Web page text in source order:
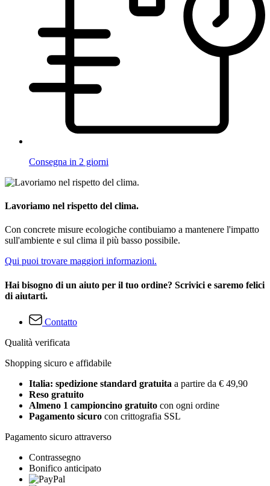
Consegna in 2 giorni
Lavoriamo nel rispetto del clima.
Con concrete misure ecologiche contibuiamo a mantenere l'impatto
sull'ambiente e sul clima il più basso possibile.
Qui puoi trovare maggiori informazioni.
Hai bisogno di un aiuto per il tuo ordine? Scrivici e saremo felici
di aiutarti.
Contatto
Qualità verificata
Shopping sicuro e affidabile
Italia: spedizione standard gratuita a partire da € 49,90
Reso gratuito
Almeno 1 campioncino gratuito con ogni ordine
Pagamento sicuro con crittografia SSL
Pagamento sicuro attraverso
Contrassegno
Bonifico anticipato